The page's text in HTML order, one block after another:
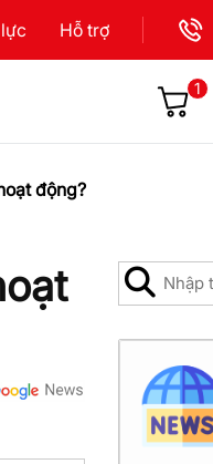
Hỗ trợ
1
động?